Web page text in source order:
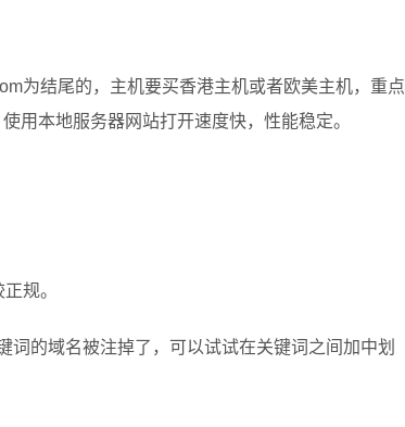
为结尾的，主机要买香港主机或者欧美主机，重点
用本地服务器网站打开速度快，性能稳定。
规。
的域名被注掉了，可以试试在关键词之间加中划